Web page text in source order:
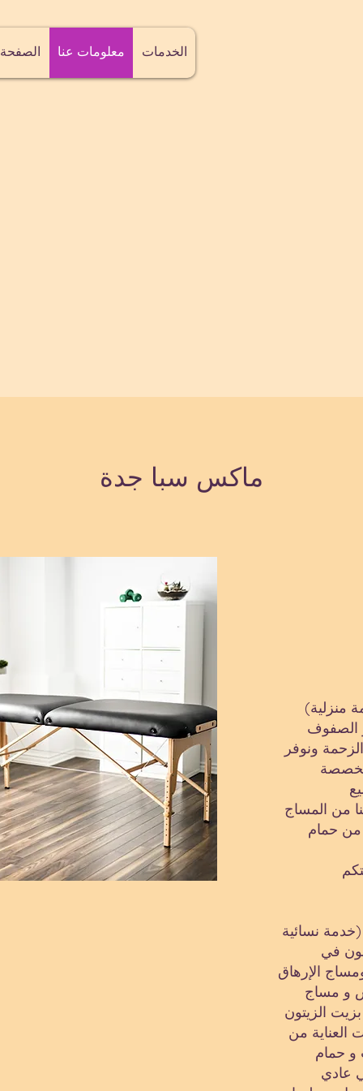
الصفحة معلومات عنا الخدمات
ماكس سبا جدة
منزلية)
الصفوف
ونوفر
من المساج
من حمام
نسائية
في
الإرهاق
و مساج
الزيتون
العناية من
و حمام
عادي